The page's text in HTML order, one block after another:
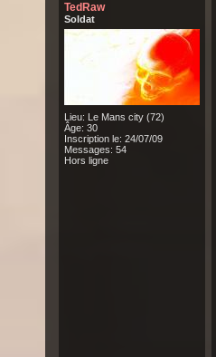
TedRaw
Soldat
Lieu: Le Mans city (72)
Âge: 30
Inscription le: 24/07/09
Messages: 54
Hors ligne